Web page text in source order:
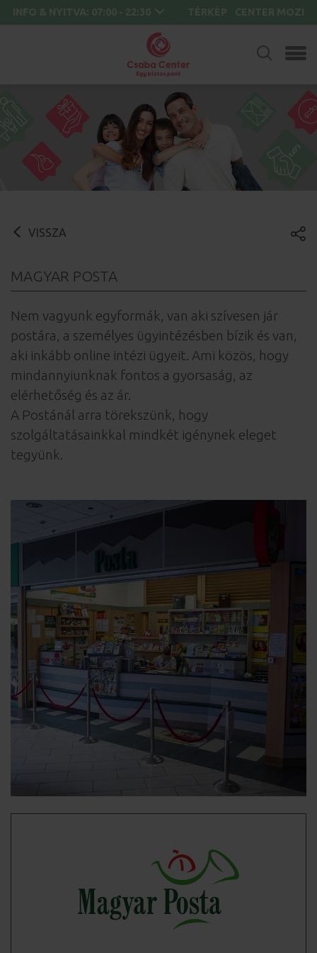
INFO & NYITVA: 07:00 - 22:30 TÉRKÉP CENTER MOZI
VISSZA
MAGYAR POSTA
Nem vagyunk egyformák, van aki szívesen jár
postára, a személyes ügyintézésben bízik és van,
aki inkább online intézi ügyeit. Ami közös, hogy
mindannyiunknak fontos a gyorsaság, az
elérhetőség és az ár.
A Postánál arra törekszünk, hogy
szolgáltatásainkkal mindkét igénynek eleget
tegyünk.